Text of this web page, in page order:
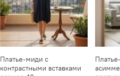
Платье‑миди с
контрастными вставками